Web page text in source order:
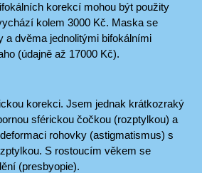
korekcí mohou být použity
kolem 3000 Kč. Maska se
a dvěma jednolitými bifokálními
(údajně až 17000 Kč).
korekci. Jsem jednak krátkozraký
sférickou čočkou (rozptylkou) a
rohovky (astigmatismus) s
S rostoucím věkem se
(presbyopie).